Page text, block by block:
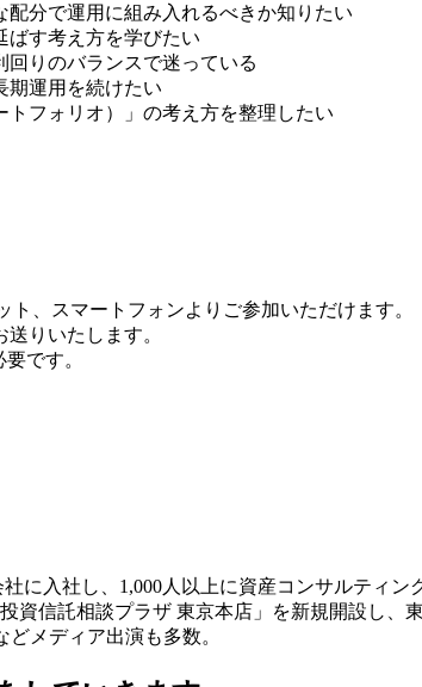
分で運用に組み入れるべきか知りたい
ばす考え方を学びたい
りのバランスで迷っている
期運用を続けたい
フォリオ）」の考え方を整理したい
、スマートフォンよりご参加いただけます。
りいたします。
です。
に入社し、1,000人以上に資産コンサルティ
資信託相談プラザ 東京本店」を新規開設し
メディア出演も多数。